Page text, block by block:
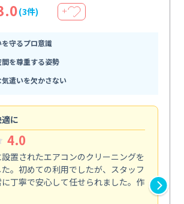
(3件) ＋
守るプロ意識
を尊重する姿勢
遣いを欠かさない
に
4.0
置されたエアコンのクリーニングを
。初めての利用でしたが、スタッフ
丁寧で安心して任せられました。作